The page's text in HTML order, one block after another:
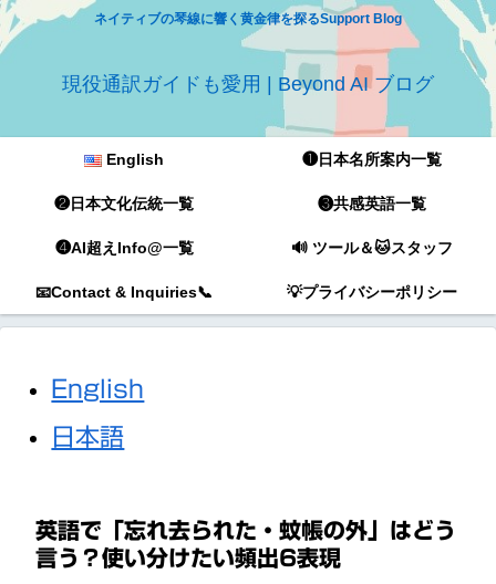
ネイティブの琴線に響く黄金律を探るSupport Blog
現役通訳ガイドも愛用 | Beyond AI ブログ
English ❶日本名所案内一覧
❷日本文化伝統一覧 ❸共感英語一覧
❹AI超えInfo@一覧 🔊 ツール＆🐱スタッフ
📧Contact & Inquiries📞 💡プライバシーポリシー
English
日本語
英語で「忘れ去られた・蚊帳の外」はどう
言う？使い分けたい頻出6表現